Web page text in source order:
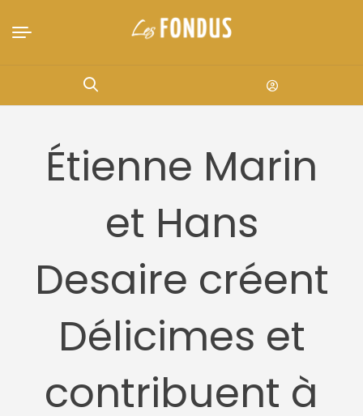
Étienne Marin
et Hans
Desaire créent
Délicimes et
contribuent à